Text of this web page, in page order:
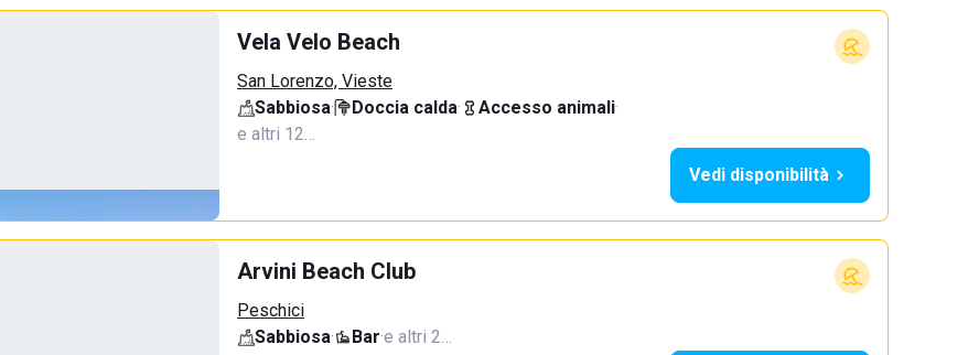
Vela Velo Beach
San Lorenzo, Vieste
Sabbiosa· Doccia calda· Accesso animali·
e altri 12…
Vedi disponibilità
Arvini Beach Club
Peschici
Sabbiosa· Bar·e altri 2…